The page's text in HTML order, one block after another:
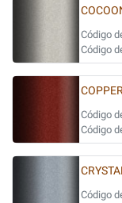
Código
Código
Código
Código
Código